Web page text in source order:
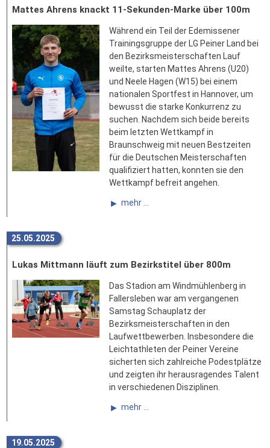
Mattes Ahrens knackt 11-Sekunden-Marke über 100m
Während ein Teil der Edemissener
Trainingsgruppe der LG Peiner Land bei
den Bezirksmeisterschaften Lauf
weilte, starten Mattes Ahrens (U20)
und Neele Hagen (W15) bei einem
nationalen Sportfest in Hannover, um
bewusst die starke Konkurrenz zu
suchen. Nachdem sich beide bereits
beim letzten Wettkampf in
Braunschweig mit neuen Bestzeiten
für die Deutschen Meisterschaften
qualifiziert hatten, konnten sie den
Wettkampf befreit angehen.
mehr ...
25.05.2025
Lukas Mittmann läuft zum Bezirkstitel über 800m
Das Stadion am Windmühlenberg in
Fallersleben war am vergangenen
Samstag Schauplatz der
Bezirksmeisterschaften in den
Laufwettbewerben. Insbesondere die
Leichtathleten der Peiner Vereine
sicherten sich zahlreiche Podestplätze
und zeigten ihr herausragendes Talent
in verschiedenen Disziplinen.
mehr ...
19.05.2025